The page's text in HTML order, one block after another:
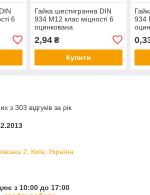
6
Гайка шестигранна DIN
934 М12 клас міцності 6
оцинкована
2,94₴
Купити
934
з 303 відгуків за рік
2, Київ, Україна
з 10:00 до 17:00